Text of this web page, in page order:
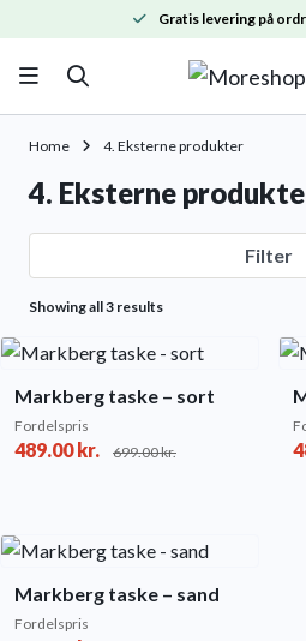
Gratis levering på
Home 4. Eksterne produkter
4. Eksterne
Filter
Showing all 3 resultsSorted
popularity
Markberg taske – sort
Fordelspris
489.00kr. 699.00kr.
Markberg taske – sand
Fordelspris